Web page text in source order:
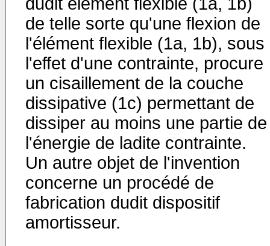
de telle sorte qu'une flexion de
l'élément flexible (1a, 1b), sous
l'effet d'une contrainte, procure
un cisaillement de la couche
dissipative (1c) permettant de
dissiper au moins une partie de
l'énergie de ladite contrainte.
Un autre objet de l'invention
concerne un procédé de
fabrication dudit dispositif
amortisseur.